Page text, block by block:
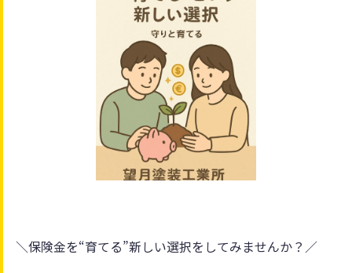
＼保険金を“育てる”新しい選択をしてみませんか？／